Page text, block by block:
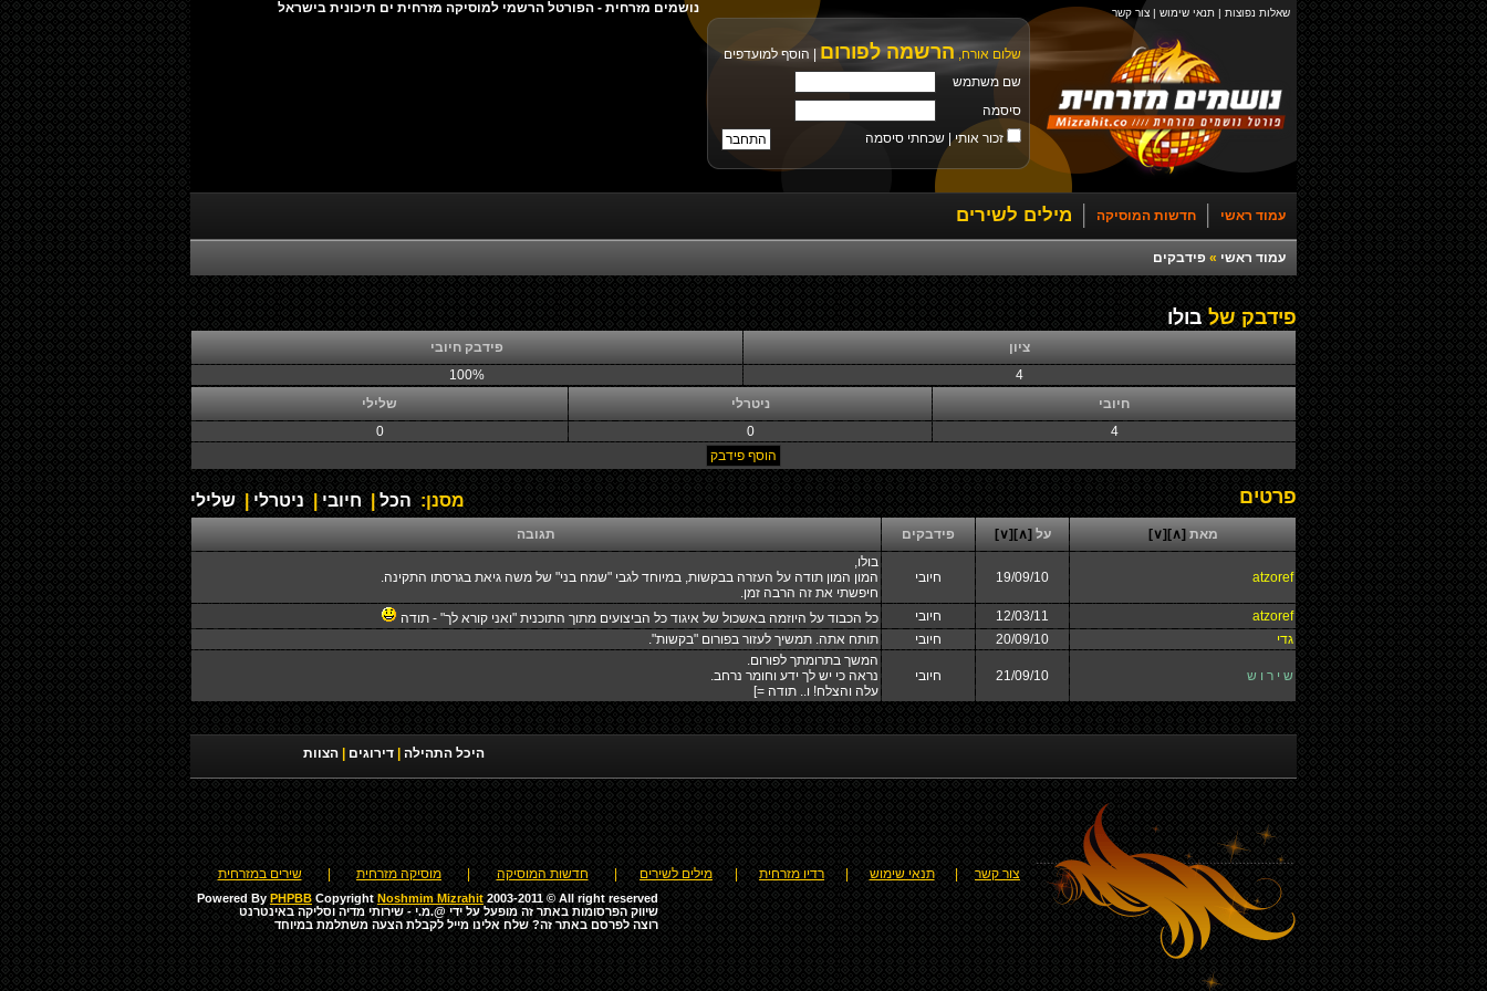
שאלות נפוצות | תנאי שימוש | צור קשר
שלום אורח, הרשמה לפורום
הוסף למועדפים
שם משתמש
סיסמה
זכור אותי |שכחתי סיסמה
נושמים מזרחית - הפורטל הרשמי למוסיקה מזרחית ים תיכונית בישראל
עמוד ראשי חדשות המוסיקה מילים לשירים
עמוד ראשי » פידבקים
פידבק של בולו
ציון
פידבק חיובי
4
100%
חיובי
ניטרלי
שלילי
4
0
0
מסנן: הכל חיובי ניטרלי שלילי פרטים
מאת [∧]
[∨] על [∧]
[∨] פידבקים תגובה
atzoref
19/09/10 חיובי
בולו,
המון המון תודה על העזרה בבקשות, במיוחד לגבי "שמח בני" של משה גיאת בגרסתו התקינה.
חיפשתי את זה הרבה זמן.
atzoref
12/03/11 חיובי
כל הכבוד על היוזמה באשכול של איגוד כל הביצועים מתוך התוכנית "ואני קורא לך" - תודה
גדי
20/09/10 חיובי תותח אתה. תמשיך לעזור בפורום "בקשות".
ש י ר ו ש 21/09/10 חיובי
המשך בתרומתך לפורום.
נראה כי יש לך ידע וחומר נרחב.
עלה והצלח! ו.. תודה =]
היכל התהילה דירוגים הצוות
צור קשר תנאי שימוש רדיו מזרחית מילים לשירים חדשות המוסיקה מוסיקה מזרחית שירים במזרחית
Powered By PHPBB Copyright Noshmim Mizrahit 2003-2011 © All right reserved
שיווק הפרסומות באתר זה מופעל על ידי @.מ.י - שירותי מדיה וסליקה באינטרנט
רוצה לפרסם באתר זה? שלח אלינו מייל לקבלת הצעה משתלמת במיוחד